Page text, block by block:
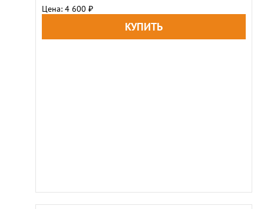
Цена: 4 600 ₽